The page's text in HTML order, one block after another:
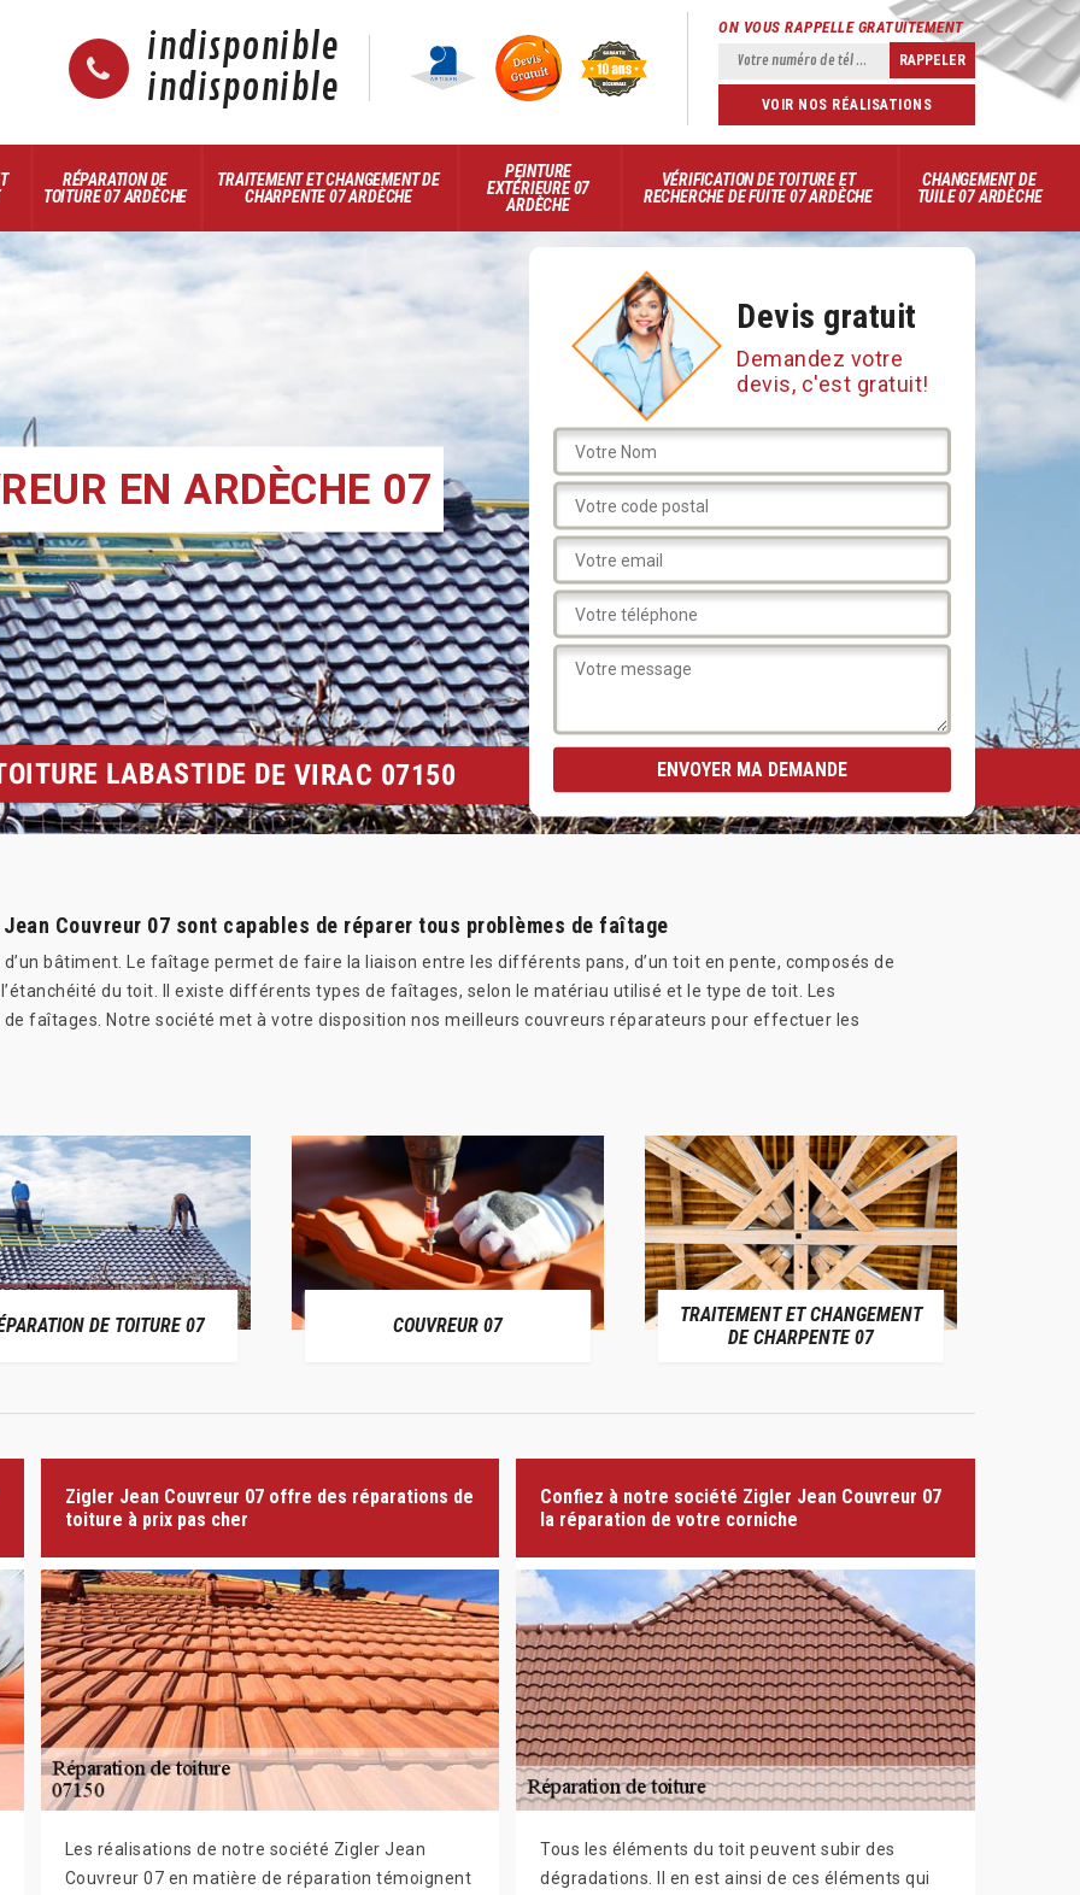
indisponible
indisponible
ON VOUS RAPPELLE GRATUITEMENT
VOIR NOS RÉALISATIONS
RÉPARATION DE
TOITURE 07 ARDÈCHE
TRAITEMENT ET CHANGEMENT DE
CHARPENTE 07 ARDÈCHE
PEINTURE
EXTÉRIEURE 07
ARDÈCHE
VÉRIFICATION DE TOITURE ET
RECHERCHE DE FUITE 07 ARDÈCHE
CHANGEMENT DE
TUILE 07 ARDÈCHE
EN ARDÈCHE 07
Devis gratuit
Demandez votre
devis, c'est gratuit!
LABASTIDE DE VIRAC 07150
Couvreur 07 sont capables de réparer tous problèmes de faîtage
d’un bâtiment. Le faîtage permet de faire la liaison entre les différents pans, d’un toit en pente, composés de
du toit. Il existe différents types de faîtages, selon le matériau utilisé et le type de toit. Les
faîtages. Notre société met à votre disposition nos meilleurs couvreurs réparateurs pour effectuer les
DE TOITURE 07 COUVREUR 07
TRAITEMENT ET CHANGEMENT
DE CHARPENTE 07
Zigler Jean Couvreur 07 offre des réparations de
toiture à prix pas cher
Les réalisations de notre société Zigler Jean
Couvreur 07 en matière de réparation témoignent
Confiez à notre société Zigler Jean Couvreur 07
la réparation de votre corniche
Tous les éléments du toit peuvent subir des
dégradations. Il en est ainsi de ces éléments qui